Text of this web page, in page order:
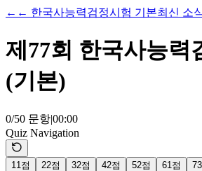
← ← 한국사능력검정시험 기본최신 소
제77회 한국사능력
(기본)
0/50 문항|00:00
Quiz Navigation
1 1 점 22점 32점 42점 52점 61 점 73